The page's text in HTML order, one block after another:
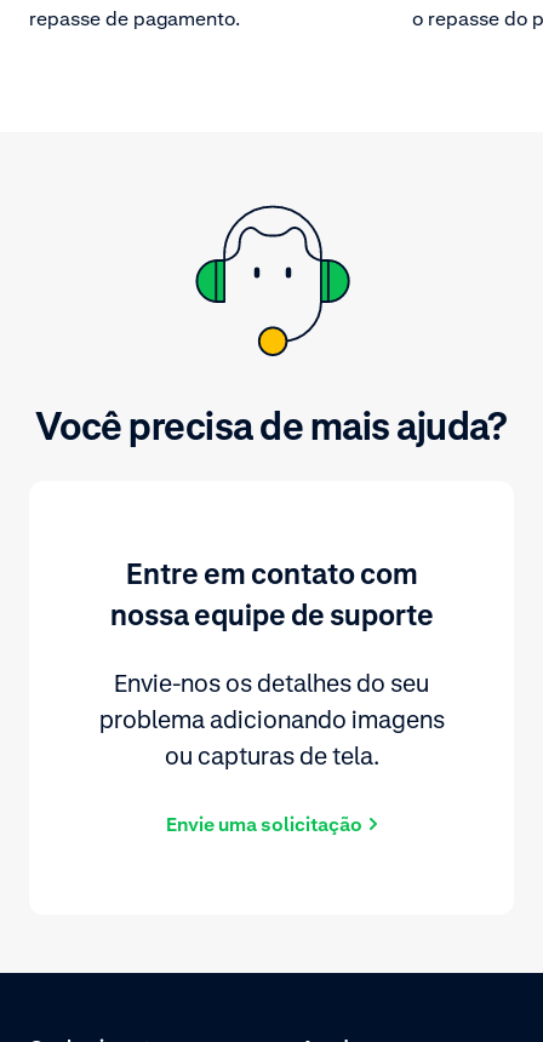
repasse de pagamento.
o repasse do
Você precisa de mais ajuda?
Entre em contato com
nossa equipe de suporte
Envie-nos os detalhes do seu
problema adicionando imagens
ou capturas de tela.
Envie uma solicitação